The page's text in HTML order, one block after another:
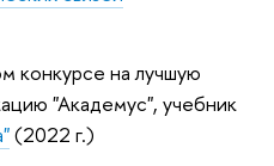
конкурсе на лучшую
"Академус", учебник
(2022 г.)